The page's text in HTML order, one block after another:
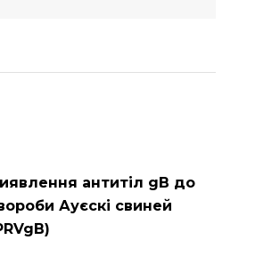
антитіл gB до
Ауєскі свиней